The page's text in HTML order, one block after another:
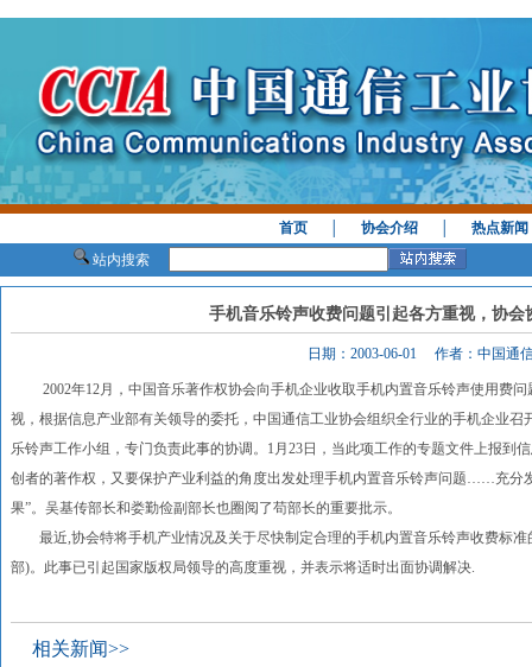
首页 │协会介绍 │热点新闻
站内搜索
手机音乐铃声收费问题引起各方重视，协会
日期：2003-06-01 作者：中国通
2002年12月，中国音乐著作权协会向手机企业收取手机内置音乐铃声使用费问
视，根据信息产业部有关领导的委托，中国通信工业协会组织全行业的手机企业
乐铃声工作小组，专门负责此事的协调。1月23日，当此项工作的专题文件上报到
创者的著作权，又要保护产业利益的角度出发处理手机内置音乐铃声问题……充分
果”。吴基传部长和娄勤俭副部长也圈阅了苟部长的重要批示。
最近,协会特将手机产业情况及关于尽快制定合理的手机内置音乐铃声收费标准
部)。此事已引起国家版权局领导的高度重视，并表示将适时出面协调解决.
相关新闻>>